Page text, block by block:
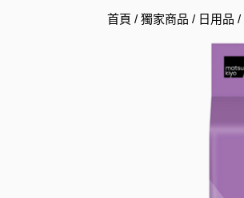
首頁 /獨家商品 / 日用品 /